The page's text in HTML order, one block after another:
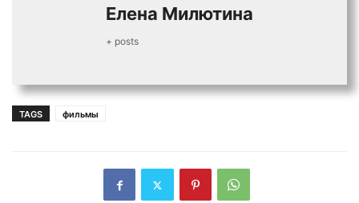
Елена Милютина
+ posts
TAGS фильмы